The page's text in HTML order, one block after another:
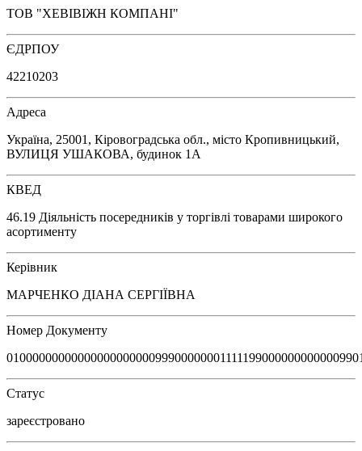
ТОВ "ХЕВІВІЖН КОМПАНІ"
ЄДРПОУ
42210203
Адреса
Україна, 25001, Кіровоградська обл., місто Кропивницький,
ВУЛИЦЯ УШАКОВА, будинок 1А
КВЕД
46.19 Діяльність посередників у торгівлі товарами широкого
асортименту
Керівник
МАРЧЕНКО ДІАНА СЕРГІЇВНА
Номер Документу
Статус
зареєстровано